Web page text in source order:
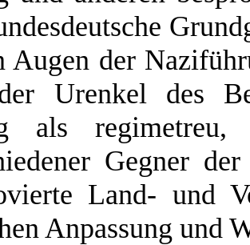
Augen der
Urenkel des
als
Gegner
Land- und
Anpassung und